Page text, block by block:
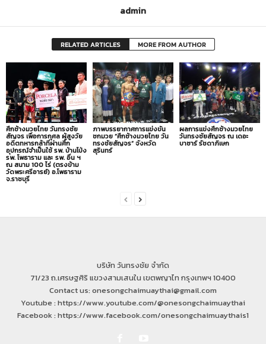
admin
RELATED ARTICLES MORE FROM AUTHOR
ศึกช้างมวยไทย วันทรงชัย
สัญจร เพื่อการกุศล ผู้สูงวัย
อดีตทหารกล้าที่ผ่านศึก
อุปกรณ์จำเป็นใช้ รพ. บ้านโป่ง
รพ. โพธาราม และ รพ. อื่น ฯ
ณ สนาม 100 ไร่ (ตรงข้าม
วัดพระศรีอารย์) อ.โพธาราม
จ.ราชบุรี
ภาพบรรยากาศการแข่งขัน
ชกมวย “ศึกช้างมวยไทย วัน
ทรงชัยสัญจร” จังหวัด
สุรินทร์
ผลการแข่งศึกช้างมวยไทย
วันทรงชัยสัญจร ณ เดอะ
บาซาร์ รัชดาภิเษก
บริษัท วันทรงชัย จำกัด
71/23 ถ.เศรษฐศิริ แขวงสามเสนใน เขตพญาไท กรุงเทพฯ 10400
Contact us: onesongchaimuaythai@gmail.com
Youtube : https://www.youtube.com/@onesongchaimuaythai
Facebook : https://www.facebook.com/onesongchaimuaythais1